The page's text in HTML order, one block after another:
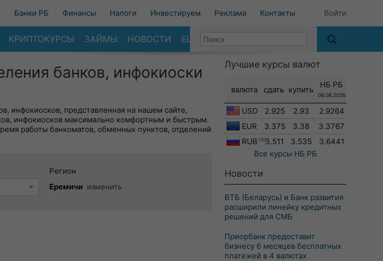
Банки РБ Финансы Налоги Инвестируем Реклама Контакты Войти
КРИПТОКУРСЫ ЗАЙМЫ НОВОСТИ ЕЩЕ
банков, инфокиоски
инфокиосков, представленная на нашем сайте,
инфокиосков максимально комфортным и быстрым.
работы банкоматов, обменных пунктов, отделений
Регион
Еремичи изменить
Лучшие курсы валют
валюта сдать купить
НБ РБ
06.08.2026
USD 2.925 2.93
2.9264
EUR
3.375 3.38
3.3767
RUB 1003.511 3.535
3.6441
Все курсы НБ РБ
Новости
ВТБ (Беларусь) и Банк развития
расширили линейку кредитных
решений для СМБ
Приорбанк предоставит
бизнесу 6 месяцев бесплатных
платежей в 4 валютах